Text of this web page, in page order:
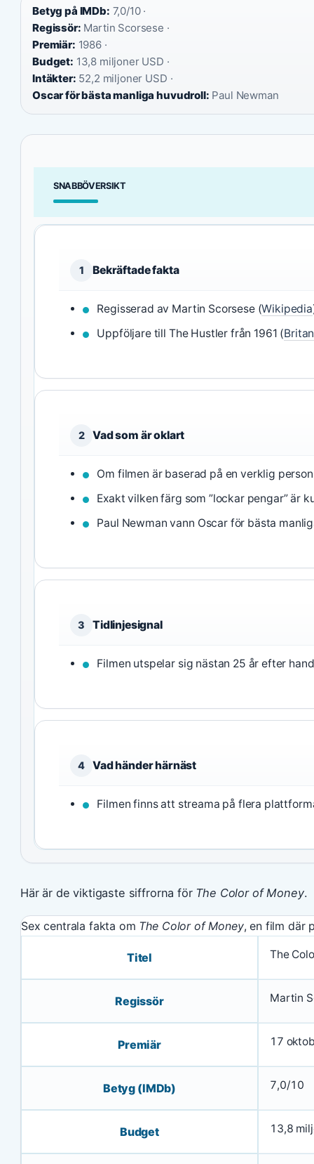
Betyg på IMDb: 7,0/10 ·
Regissör: Martin Scorsese ·
Premiär: 1986 ·
Budget: 13,8 miljoner USD ·
Intäkter: 52,2 miljoner USD ·
Oscar för bästa manliga huvudroll: Paul Newman
SNABBÖVERSIKT
1 Bekräftade fakta
Regisserad av Martin Scorsese (Wikipedia
Uppföljare till The Hustler från 1961 (
2 Vad som är oklart
Om filmen är baserad på en verklig
Exakt vilken färg som ”lockar pengar” är
Paul Newman vann Oscar för bästa
3 Tidlinjesignal
Filmen utspelar sig nästan 25 år efter
4 Vad händer härnäst
Filmen finns att streama på flera
Här är de viktigaste siffrorna för The Color of Money.
Sex centrala fakta om The Color of Money, en film där
Titel The
Regissör Martin
Premiär 17
Betyg (IMDb) 7,0/10
Budget 13,8